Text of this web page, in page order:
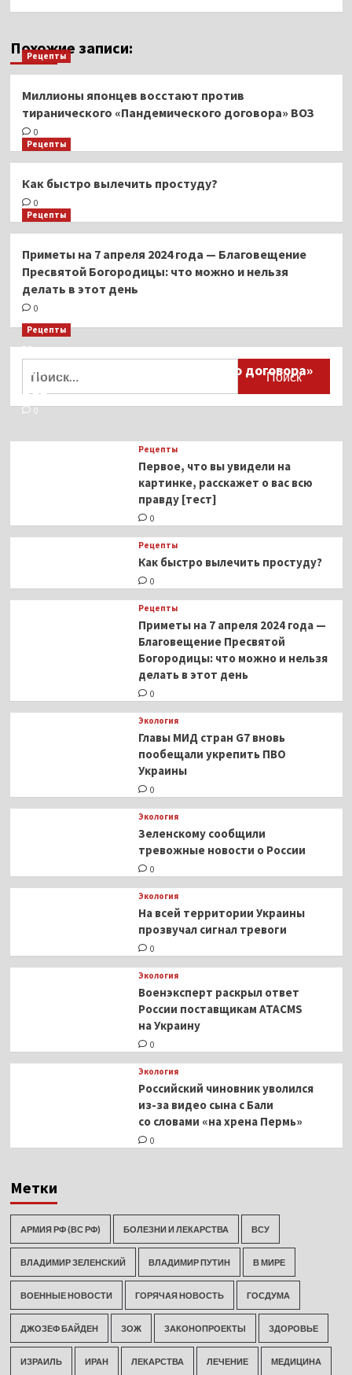
Похожие записи:
Рецепты
Миллионы японцев восстают против
тиранического «Пандемического договора» ВОЗ
0
Рецепты
Как быстро вылечить простуду?
0
Рецепты
Приметы на 7 апреля 2024 года — Благовещение
Пресвятой Богородицы: что можно и нельзя
делать в этот день
0
Рецепты
Миллионы японцев восстают против
тиранического «Пандемического договора»
ВОЗ
0
Рецепты
Первое, что вы увидели на
картинке, расскажет о вас всю
правду [тест]
0
Рецепты
Как быстро вылечить простуду?
0
Рецепты
Приметы на 7 апреля 2024 года —
Благовещение Пресвятой
Богородицы: что можно и нельзя
делать в этот день
0
Экология
Главы МИД стран G7 вновь
пообещали укрепить ПВО
Украины
0
Экология
Зеленскому сообщили
тревожные новости о России
0
Экология
На всей территории Украины
прозвучал сигнал тревоги
0
Экология
Военэксперт раскрыл ответ
России поставщикам ATACMS
на Украину
0
Экология
Российский чиновник уволился
из-за видео сына с Бали
со словами «на хрена Пермь»
0
Метки
АРМИЯ РФ (ВС РФ) БОЛЕЗНИ И ЛЕКАРСТВА ВСУ
ВЛАДИМИР ЗЕЛЕНСКИЙ ВЛАДИМИР ПУТИН В МИРЕ
ВОЕННЫЕ НОВОСТИ ГОРЯЧАЯ НОВОСТЬ ГОСДУМА
ДЖОЗЕФ БАЙДЕН ЗОЖ ЗАКОНОПРОЕКТЫ ЗДОРОВЬЕ
ИЗРАИЛЬ ИРАН ЛЕКАРСТВА ЛЕЧЕНИЕ МЕДИЦИНА